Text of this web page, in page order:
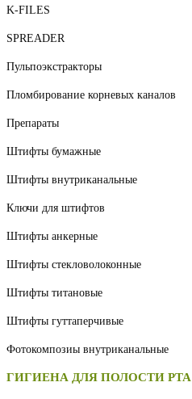
K-FILES
SPREADER
Пульпоэкстракторы
Пломбирование корневых каналов
Препараты
Штифты бумажные
Штифты внутриканальные
Ключи для штифтов
Штифты анкерные
Штифты стекловолоконные
Штифты титановые
Штифты гуттаперчивые
Фотокомпозиы внутриканальные
ГИГИЕНА ДЛЯ ПОЛОСТИ РТА